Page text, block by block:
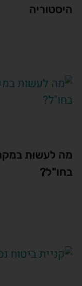
היסטוריה
מה לעשות
בחו"ל?